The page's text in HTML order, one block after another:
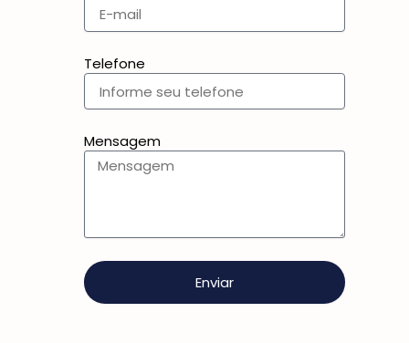
Telefone
Mensagem
Enviar